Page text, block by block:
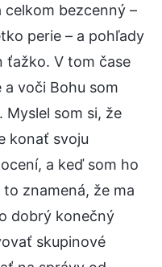
bezcenný –
perie – a pohľady
ťažko. V tom čase
voči Bohu som
Myslel som si, že
konať svoju
a keď som ho
znamená, že ma
dobrý konečný
skupinové